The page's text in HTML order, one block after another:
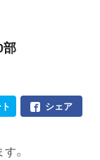
部
シェア
。